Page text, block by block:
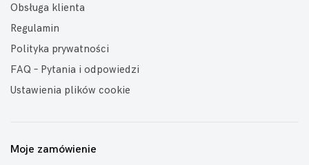
Obsługa klienta
Regulamin
Polityka prywatności
FAQ – Pytania i odpowiedzi
Ustawienia plików cookie
Moje zamówienie